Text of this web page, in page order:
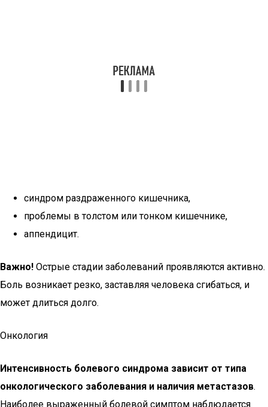
синдром раздраженного кишечника,
проблемы в толстом или тонком кишечнике,
аппендицит.
Важно! Острые стадии заболеваний проявляются активно.
Боль возникает резко, заставляя человека сгибаться, и
может длиться долго.
Онкология
Интенсивность болевого синдрома зависит от типа
онкологического заболевания и наличия метастазов.
Наиболее выраженный болевой симптом наблюдается